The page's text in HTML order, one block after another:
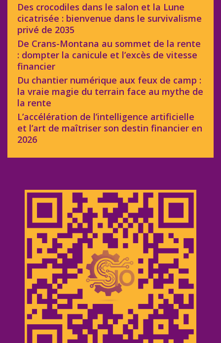
Des crocodiles dans le salon et la Lune
cicatrisée : bienvenue dans le survivalisme
privé de 2035
De Crans-Montana au sommet de la rente
: dompter la canicule et l’excès de vitesse
financier
Du chantier numérique aux feux de camp :
la vraie magie du terrain face au mythe de
la rente
L’accélération de l’intelligence artificielle
et l’art de maîtriser son destin financier en
2026